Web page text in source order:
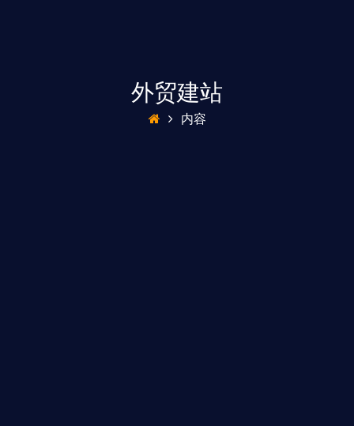
外贸建站
内容